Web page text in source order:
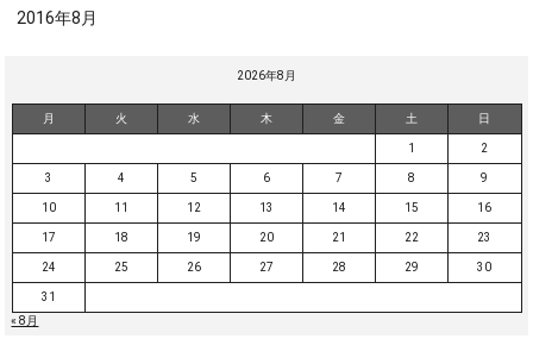
2016年8月
2026年8月
月 火 水 木 金 土 日
1 2
3 4 5 6 7 8 9
10 11 12 13 14 15 16
17 18 19 20 21 22 23
24 25 26 27 28 29 30
31
« 8月